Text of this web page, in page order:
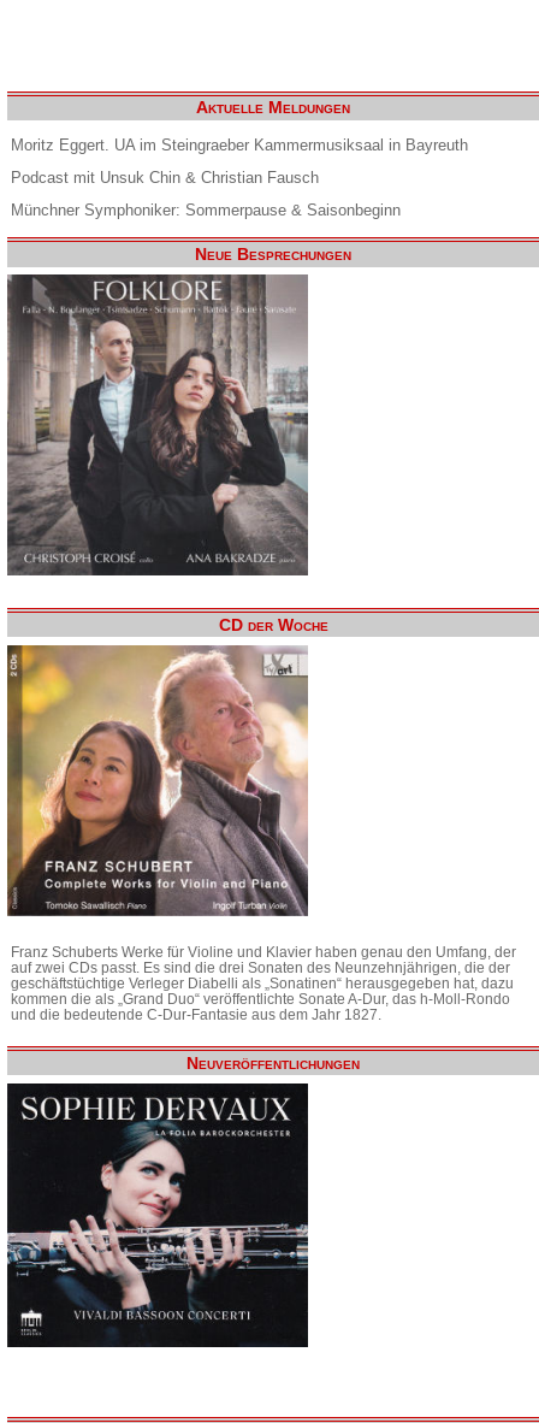
Aktuelle Meldungen
Moritz Eggert. UA im Steingraeber Kammermusiksaal in Bayreuth
Podcast mit Unsuk Chin & Christian Fausch
Münchner Symphoniker: Sommerpause & Saisonbeginn
Neue Besprechungen
CD der Woche
Franz Schuberts Werke für Violine und Klavier haben genau den Umfang, der
auf zwei CDs passt. Es sind die drei Sonaten des Neunzehnjährigen, die der
geschäftstüchtige Verleger Diabelli als „Sonatinen“ herausgegeben hat, dazu
kommen die als „Grand Duo“ veröffentlichte Sonate A-Dur, das h-Moll-Rondo
und die bedeutende C-Dur-Fantasie aus dem Jahr 1827.
Neuveröffentlichungen